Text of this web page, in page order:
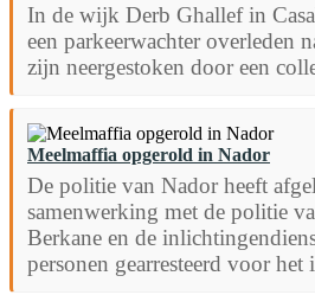
In de wijk Derb Ghallef in
een parkeerwachter overleden
zijn neergestoken door een
Meelmaffia opgerold in Nador
De politie van Nador heeft
samenwerking met de politie
Berkane en de
personen gearresteerd voor het